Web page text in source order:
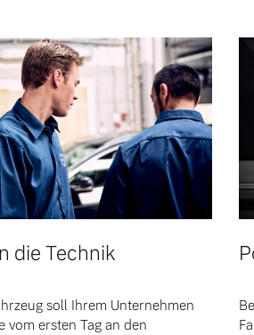
die Technik
soll Ihrem Unternehmen
vom ersten Tag an den